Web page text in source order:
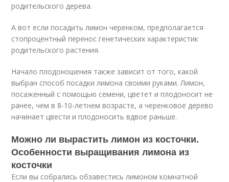
родительского дерева.
А вот если посадить лимон черенком, предполагается
стопроцентный перенос генетических характеристик
родительского растения.
Начало плодоношения также зависит от того, какой
выбран способ посадки лимона своими руками. Лимон,
посаженный с помощью семени, цветет и плодоносит не
ранее, чем в 8-10-летнем возрасте, а черенковое дерево
начинает цвести и плодоносить вдвое раньше.
Можно ли вырастить лимон из косточки.
Особенности выращивания лимона из
косточки
Если вы собрались обзавестись лимоном комнатной